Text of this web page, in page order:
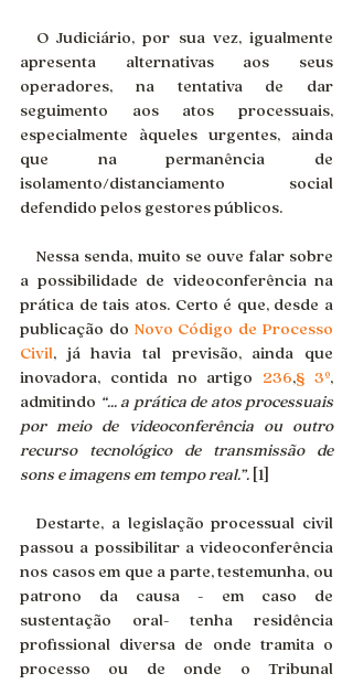
O Judiciário, por sua vez, igualmente
apresenta alternativas aos seus
operadores, na tentativa de dar
seguimento aos atos processuais,
especialmente àqueles urgentes, ainda
que na permanência de
isolamento/distanciamento social
defendido pelos gestores públicos.
Nessa senda, muito se ouve falar sobre
a possibilidade de videoconferência na
prática de tais atos. Certo é que, desde a
publicação do Novo Código de Processo
Civil, já havia tal previsão, ainda que
inovadora, contida no artigo 236,§ 3º,
admitindo “... a prática de atos processuais
por meio de videoconferência ou outro
recurso tecnológico de transmissão de
sons e imagens em tempo real.”. [1]
Destarte, a legislação processual civil
passou a possibilitar a videoconferência
nos casos em que a parte, testemunha, ou
patrono da causa - em caso de
sustentação oral- tenha residência
profissional diversa de onde tramita o
processo ou de onde o Tribunal